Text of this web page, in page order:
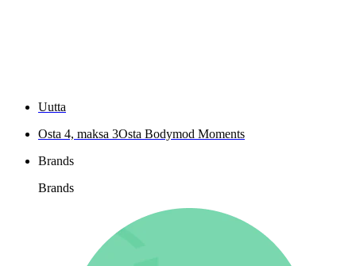
Uutta
Osta 4, maksa 3Osta Bodymod Moments
Brands
Brands